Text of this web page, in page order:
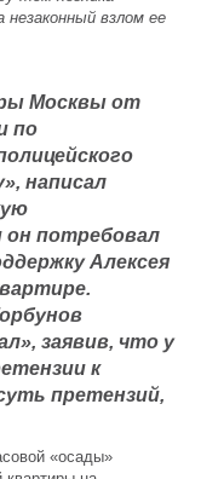
незаконный взлом ее
Москвы от
по
написал
потребовал
Алексея
заявив, что у
к
претензий,
«осады»